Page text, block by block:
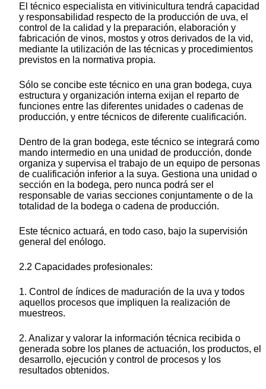
El técnico especialista en vitivinicultura tendrá capacidad
y responsabilidad respecto de la producción de uva, el
control de la calidad y la preparación, elaboración y
fabricación de vinos, mostos y otros derivados de la vid,
mediante la utilización de las técnicas y procedimientos
previstos en la normativa propia.
Sólo se concibe este técnico en una gran bodega, cuya
estructura y organización interna exijan el reparto de
funciones entre las diferentes unidades o cadenas de
producción, y entre técnicos de diferente cualificación.
Dentro de la gran bodega, este técnico se integrará como
mando intermedio en una unidad de producción, donde
organiza y supervisa el trabajo de un equipo de personas
de cualificación inferior a la suya. Gestiona una unidad o
sección en la bodega, pero nunca podrá ser el
responsable de varias secciones conjuntamente o de la
totalidad de la bodega o cadena de producción.
Este técnico actuará, en todo caso, bajo la supervisión
general del enólogo.
2.2 Capacidades profesionales:
1. Control de índices de maduración de la uva y todos
aquellos procesos que impliquen la realización de
muestreos.
2. Analizar y valorar la información técnica recibida o
generada sobre los planes de actuación, los productos, el
desarrollo, ejecución y control de procesos y los
resultados obtenidos.